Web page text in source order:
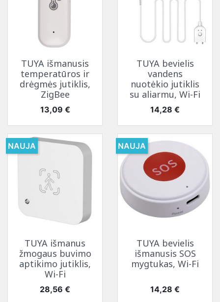
TUYA išmanusis
temperatūros ir
drėgmės jutiklis,
ZigBee
Kaina
13,09 €
TUYA bevielis
vandens
nuotėkio jutiklis
su aliarmu, Wi-Fi
Kaina
14,28 €
TUYA išmanus
žmogaus buvimo
aptikimo jutiklis,
Wi-Fi
Kaina
28,56 €
NAUJA
TUYA bevielis
išmanusis SOS
mygtukas, Wi-Fi
Kaina
14,28 €
NAUJA